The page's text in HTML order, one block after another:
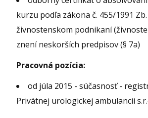
kurzu podľa zákona č. 455/1991
živnostenskom podnikaní
znení neskorších predpisov (§ 7a)
Pracovná pozícia:
od júla 2015 - súčasnosť -
Privátnej urologickej ambulancii